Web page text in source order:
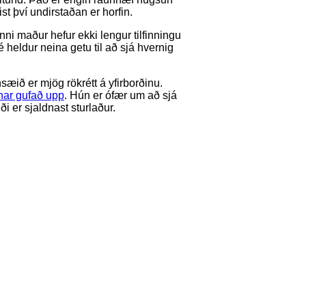
því undirstaðan er horfin.
maður hefur ekki lengur tilfinningu
heldur neina getu til að sjá hvernig
er mjög rökrétt á yfirborðinu.
gufað upp. Hún er ófær um að sjá
er sjaldnast sturlaður.